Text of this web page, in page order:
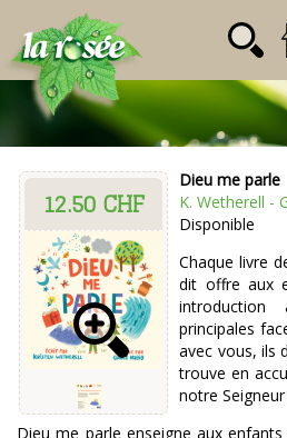
Login:
Mot de passe:
Désignation Référence
12.50 CHF
Dieu me parle
K. Wetherell -
Disponible
Chaque livre
dit offre aux
introduction
principales
avec vous, ils
trouve en
notre
Dieu me parle enseigne aux